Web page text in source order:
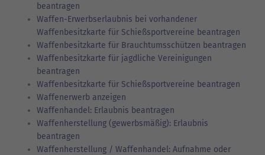
beantragen
Waffen-Erwerbserlaubnis bei vorhandener
Waffenbesitzkarte für Schießsportvereine beantragen
Waffenbesitzkarte für Brauchtumsschützen beantragen
Waffenbesitzkarte für jagdliche Vereinigungen
beantragen
Waffenbesitzkarte für Schießsportvereine beantragen
Waffenerwerb anzeigen
Waffenhandel: Erlaubnis beantragen
Waffenherstellung (gewerbsmäßig): Erlaubnis
beantragen
Waffenherstellung / Waffenhandel: Aufnahme oder